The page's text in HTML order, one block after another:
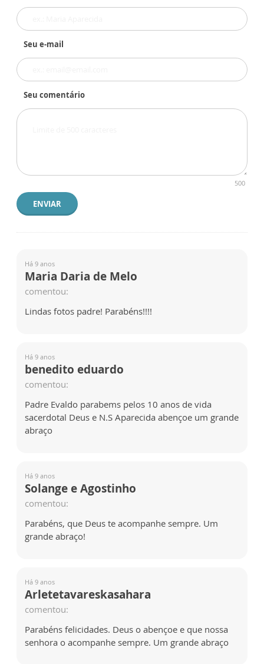
Seu e-mail
Seu comentário
500
ENVIAR
Há 9 anos
Maria Daria de Melo
comentou:
Lindas fotos padre! Parabéns!!!!
Há 9 anos
benedito eduardo
comentou:
Padre Evaldo parabems pelos 10 anos de vida
sacerdotal Deus e N.S Aparecida abençoe um grande
abraço
Há 9 anos
Solange e Agostinho
comentou:
Parabéns, que Deus te acompanhe sempre. Um
grande abraço!
Há 9 anos
Arletetavareskasahara
comentou:
Parabéns felicidades. Deus o abençoe e que nossa
senhora o acompanhe sempre. Um grande abraço